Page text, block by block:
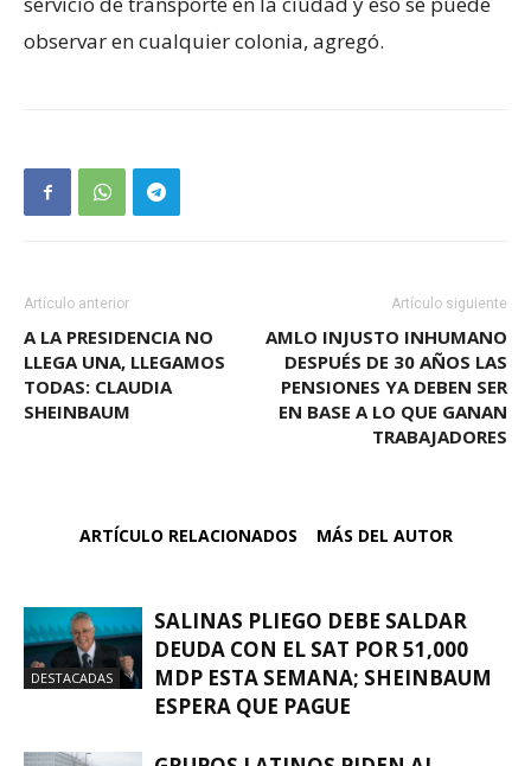
observar en cualquier colonia, agregó.
Artículo anterior
A LA PRESIDENCIA NO
LLEGA UNA, LLEGAMOS
TODAS: CLAUDIA
SHEINBAUM
Artículo siguiente
AMLO INJUSTO INHUMANO
DESPUÉS DE 30 AÑOS LAS
PENSIONES YA DEBEN SER
EN BASE A LO QUE GANAN
TRABAJADORES
ARTÍCULO RELACIONADOS MÁS DEL AUTOR
DESTACADAS
SALINAS PLIEGO DEBE SALDAR
DEUDA CON EL SAT POR 51,000
MDP ESTA SEMANA; SHEINBAUM
ESPERA QUE PAGUE